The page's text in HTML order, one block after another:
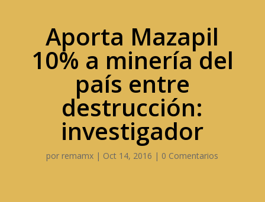
Aporta Mazapil
10% a minería del
país entre
destrucción:
investigador
por remamx | Oct 14, 2016 | 0 Comentarios